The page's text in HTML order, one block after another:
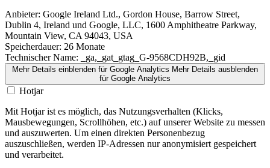
Anbieter: Google Ireland Ltd., Gordon House, Barrow Street,
Dublin 4, Ireland und Google, LLC, 1600 Amphitheatre Parkway,
Mountain View, CA 94043, USA
Speicherdauer: 26 Monate
Technischer Name: _ga,_gat_gtag_G-9568CDH92B,_gid
Mehr Details einblenden für Google Analytics Mehr Details ausblenden
für Google Analytics
Hotjar
Mit Hotjar ist es möglich, das Nutzungsverhalten (Klicks,
Mausbewegungen, Scrollhöhen, etc.) auf unserer Website zu messen
und auszuwerten. Um einen direkten Personenbezug
auszuschließen, werden IP-Adressen nur anonymisiert gespeichert
und verarbeitet.